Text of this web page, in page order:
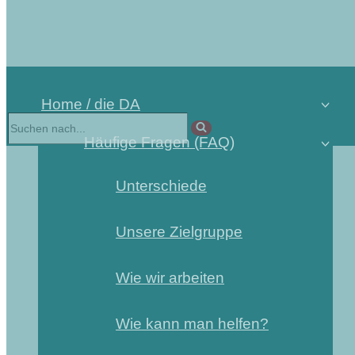
Home / die DA
Häufige Fragen (FAQ)
Unterschiede
Unsere Zielgruppe
Wie wir arbeiten
Wie kann man helfen?